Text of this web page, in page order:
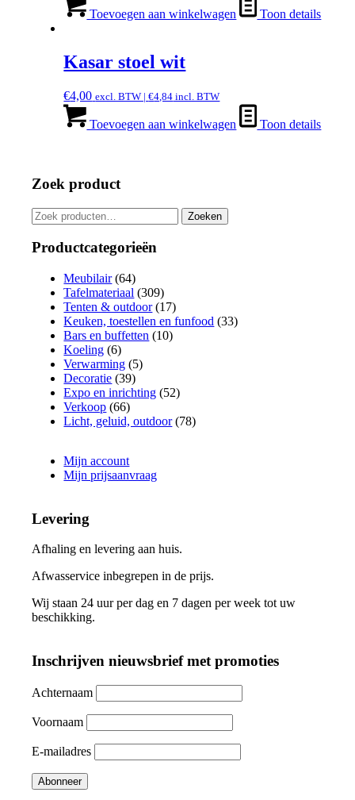
Toevoegen aan winkelwagen Toon details
Kasar stoel wit
€4,00 excl. BTW |€4,84 incl. BTW
Toevoegen aan winkelwagen Toon details
Zoek product
Zoeken
naar:
Zoeken
Productcategorieën
Meubilair (64)
Tafelmateriaal (309)
Tenten & outdoor (17)
Keuken, toestellen en funfood (33)
Bars en buffetten (10)
Koeling (6)
Verwarming (5)
Decoratie (39)
Expo en inrichting (52)
Verkoop (66)
Licht, geluid, outdoor (78)
Mijn account
Mijn prijsaanvraag
Levering
Afhaling en levering aan huis.
Afwasservice inbegrepen in de prijs.
Wij staan 24 uur per dag en 7 dagen per week tot uw
beschikking.
Inschrijven nieuwsbrief met promoties
Achternaam
Voornaam
E-mailadres